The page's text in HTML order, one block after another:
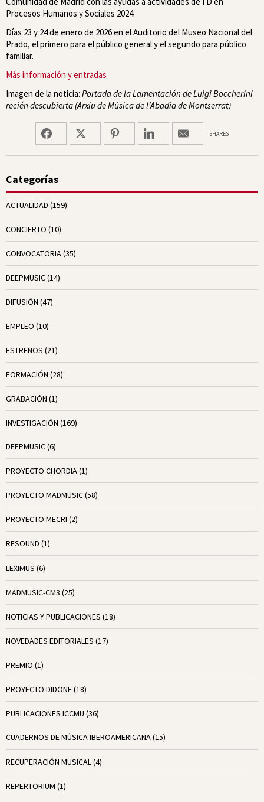
Procesos Humanos y Sociales 2024.
Días 23 y 24 de enero de 2026 en el Auditorio del Museo Nacional del
Prado, el primero para el público general y el segundo para público
familiar.
Más información y entradas
Imagen de la noticia: Portada de laLamentación de Luigi Boccherini
recién descubierta (Arxiu de Música de l’Abadia de Montserrat)
SHARES
Categorías
ACTUALIDAD (159)
CONCIERTO (10)
CONVOCATORIA(35)
DEEPMUSIC(14)
DIFUSIÓN (47)
EMPLEO (10)
ESTRENOS (21)
FORMACIÓN (28)
GRABACIÓN (1)
INVESTIGACIÓN (169)
DEEPMUSIC(6)
PROYECTO CHORDIA(1)
PROYECTO MADMUSIC(58)
PROYECTO MECRI (2)
RESOUND (1)
LEXIMUS (6)
MADMUSIC-CM3 (25)
NOTICIAS Y PUBLICACIONES (18)
NOVEDADES EDITORIALES (17)
PREMIO (1)
PROYECTO DIDONE(18)
PUBLICACIONES ICCMU (36)
CUADERNOS DE MÚSICA IBEROAMERICANA(15)
RECUPERACIÓN MUSICAL(4)
REPERTORIUM (1)